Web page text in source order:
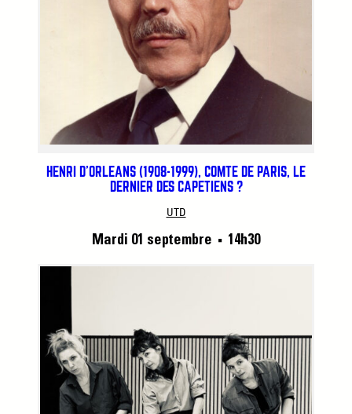
HENRI D’ORLÉANS (1908-1999), COMTE DE PARIS, LE
DERNIER DES CAPÉTIENS ?
UTD
Mardi 01 septembre ■ 14h30